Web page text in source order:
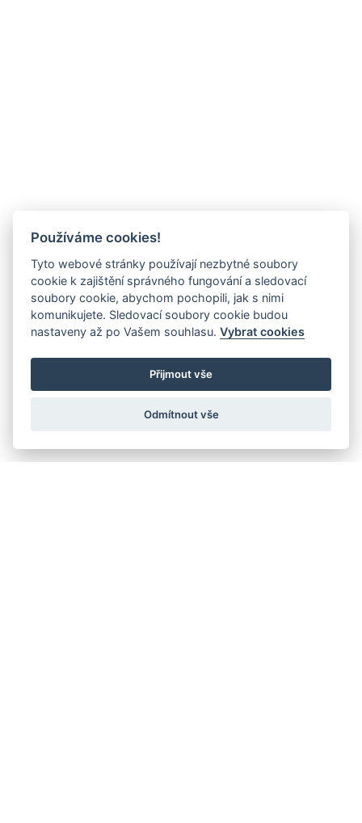
Používáme cookies!
Tyto webové stránky používají nezbytné soubory
cookie k zajištění správného fungování a sledovací
soubory cookie, abychom pochopili, jak s nimi
komunikujete. Sledovací soubory cookie budou
nastaveny až po Vašem souhlasu.Vybrat cookies
Přijmout vše
Odmítnout vše